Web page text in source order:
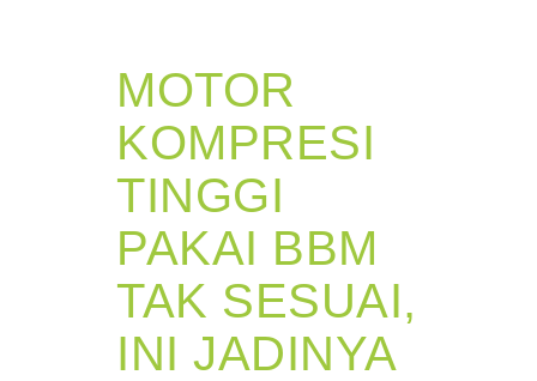
MOTOR
KOMPRESI
TINGGI
PAKAI BBM
TAK SESUAI,
INI JADINYA